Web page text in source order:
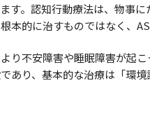
す。認知行動療法は、物事
本的に治すものではなく、
り不安障害や睡眠障害が起
あり、基本的な治療は「環境